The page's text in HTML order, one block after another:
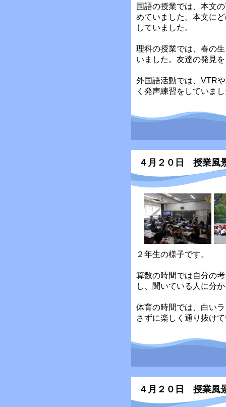
国語の授業では、本文
めていました。本文に
していました。
理科の授業では、春の
いました。友達の発見
外国語活動では、VTR
く発声練習をしていま
４月２０日 授業風
２年生の様子です。
算数の時間では自分の
し、聞いている人に分
体育の時間では、白い
さずに楽しく通り抜け
４月２０日 授業風